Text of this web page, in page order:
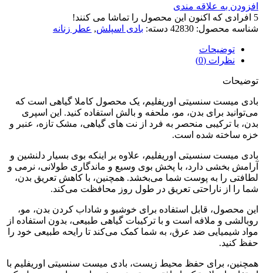
افزودن به علاقه مندی
5 افرادی که اکنون این محصول را تماشا می کنند!
شناسه محصول: 42830 دسته: بادی اسپلش, عطر زنانه
توضیحات
نظرات (0)
توضیحات
بادی میست سنسیتی اوریفلیم، یک محصول کاملا گیاهی است که
می‌توانید برای بدن، مو، ملحفه و بالش استفاده کنید. این اسپری
بدن، با ترکیبی منحصر به فرد از نت های گیاهی، مشک تازه، عنبر و
خزه ساخته شده است.
بادی میست سنسیتی اوریفلیم، علاوه بر اینکه بوی بسیار دلنشین و
آرامش بخشی دارد، با پخش بوی وسیع و ماندگاری طولانی، نرمی و
لطافتی را به پوست شما می‌بخشد. همچنین، با کاهش تعریق بدن،
شما را از ناراحتی تعریق در طول روز محافظت می‌کند.
این محصول، قابل استفاده برای خوشبو و شاداب کردن بدن، مو،
روبالشی و ملافه است و با ترکیبات گیاهی طبیعی، بدون استفاده از
مواد شیمیایی ضد عرق، به شما کمک می‌کند تا رایحه طبیعی خود را
حفظ کنید.
همچنین، برای حفظ محیط زیست، بادی میست سنسیتی اوریفلیم با